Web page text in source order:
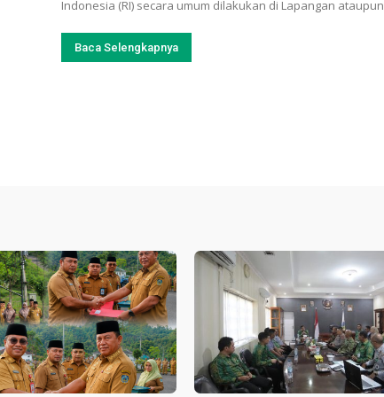
Indonesia (RI) secara umum dilakukan di Lapangan
Baca Selengkapnya